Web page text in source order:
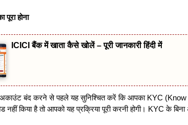
पूरा होना
ICICI बैंक में खाता कैसे खोलें – पूरी जानकारी हिंदी में
बंद करने से पहले यह सुनिश्चित करें कि आपका KYC
किया है तो आपको यह प्रक्रिया पूरी करनी होगी। KYC के